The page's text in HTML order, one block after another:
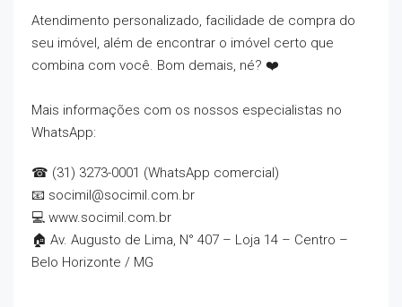
Atendimento personalizado, facilidade de compra do
seu imóvel, além de encontrar o imóvel certo que
combina com você. Bom demais, né? ❤️
Mais informações com os nossos especialistas no
WhatsApp:
☎ (31) 3273-0001 (WhatsApp comercial)
📧 socimil@socimil.com.br
💻 www.socimil.com.br
🏠 Av. Augusto de Lima, N° 407 – Loja 14 – Centro –
Belo Horizonte / MG